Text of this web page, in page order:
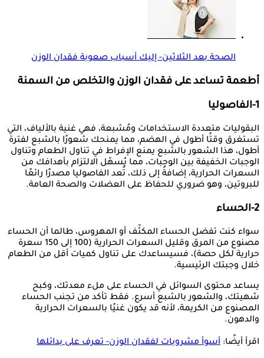
الصحة بعد الثلاثين- إليك أسباب صعوبة فقدان الوزن
أطعمة تساعد على فقدان الوزن والتخلص من السمنة
1-الفاصوليا
البقوليات متعددة الاستخدامات ومُشبعة، فهي غنية بالألياف، التي
تستغرق وقتًا أطول في الهضم، مما يمنحك شعورًا بالشبع لفترة
أطول، هذا الشعور بالشبع يمنع الإفراط في تناول الطعام وتناول
الوجبات الخفيفة بين الوجبات، مما يُسهّل الالتزام بأهدافك من
السعرات الحرارية، إضافةً إلى ذلك، تُعد الفاصوليا مصدرًا رائعًا
للبروتين، وهو ضروري للحفاظ على العضلات والصحة العامة.
2-الحساء
سواء كنت تفضل الحساء المكثّف أو المهروس، طالما أن الحساء
مصنوع من المرق وقليل السعرات الحرارية (100 إلى 150 سعرة
حرارية لكل حصة)، فسيساعدك على تناول كميات أقل من الطعام
خلال وجبتك الرئيسية.
يساعد محتوى السوائل في الحساء على ملء معدتك، وكبح
شهيتك، والشعور بالشبع أسرع. فقط تأكد من تجنب الحساء
المصنوع من الكريمة، لأنه قد يكون غنيًا بالسعرات الحرارية
والدهون.
اقرأ أيضًا: أسوأ مشروبات لفقدان الوزن- تعرف على بدائلها